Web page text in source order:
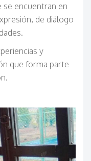
se encuentran en
de diálogo
y
que forma parte